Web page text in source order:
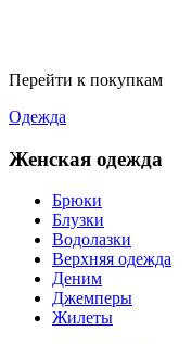
Перейти к покупкам
Одежда
Женская одежда
Брюки
Блузки
Водолазки
Верхняя одежда
Деним
Джемперы
Жилеты